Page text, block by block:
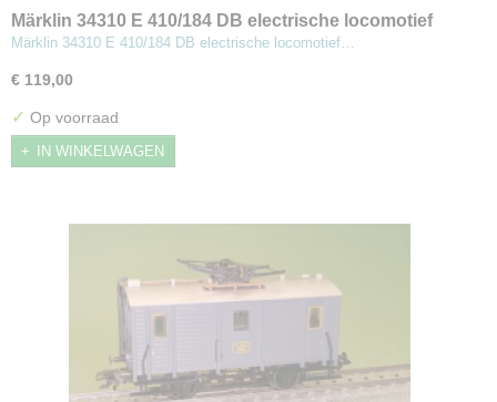
Märklin 34310 E 410/184 DB electrische locomotief
Märklin 34310 E 410/184 DB electrische locomotief…
€ 119,00
✓ Op voorraad
IN WINKELWAGEN